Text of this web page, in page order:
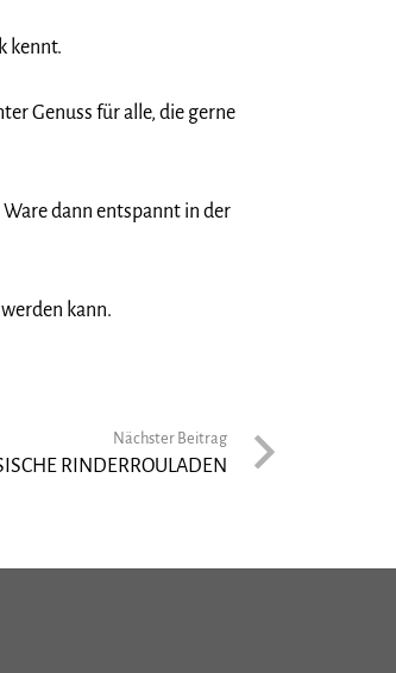
kennt.
Genuss für alle, die gerne
dann entspannt in der
kann.
Nächster Beitrag
RINDERROULADEN